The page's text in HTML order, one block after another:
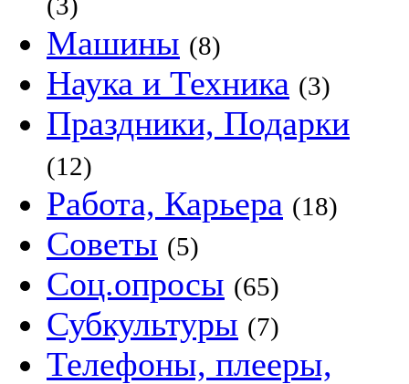
Машины (8)
Наука и Техника (3)
Праздники, Подарки
(12)
Работа, Карьера (18)
Советы (5)
Соц.опросы (65)
Субкультуры (7)
Телефоны, плееры,